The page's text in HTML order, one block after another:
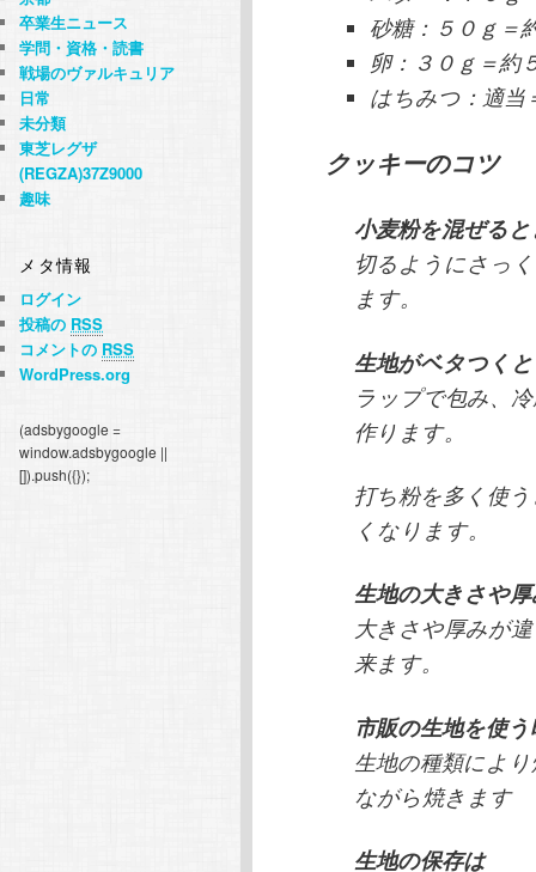
砂糖：５０ｇ＝
卵：３０ｇ＝約
はちみつ：適当
クッキーのコツ
小麦粉を混ぜる
切るようにさっ
ます。
生地がベタつく
ラップで包み、
作ります。
打ち粉を多く使
くなります。
生地の大きさや
大きさや厚みが
来ます。
市販の生地を使
生地の種類によ
ながら焼きます
生地の保存は
卒業生ニュース
学問・資格・読書
戦場のヴァルキュリア
日常
未分類
東芝レグザ
(REGZA)37Z9000
趣味
メタ情報
ログイン
投稿の RSS
コメントの RSS
WordPress.org
(adsbygoogle =
window.adsbygoogle ||
[]).push({});